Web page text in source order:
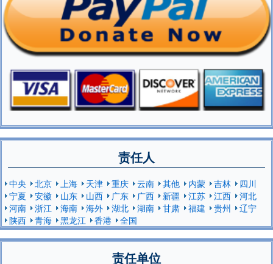
责任人
中央 北京 上海 天津 重庆 云南 其他 内蒙 吉林
四川
宁夏
安徽 山东 山西 广东 广西 新疆 江苏 江西
河北
河南
浙江 海南 海外 湖北 湖南 甘肃 福建 贵州
辽宁
陕西
青海 黑龙江 香港 全国
责任单位